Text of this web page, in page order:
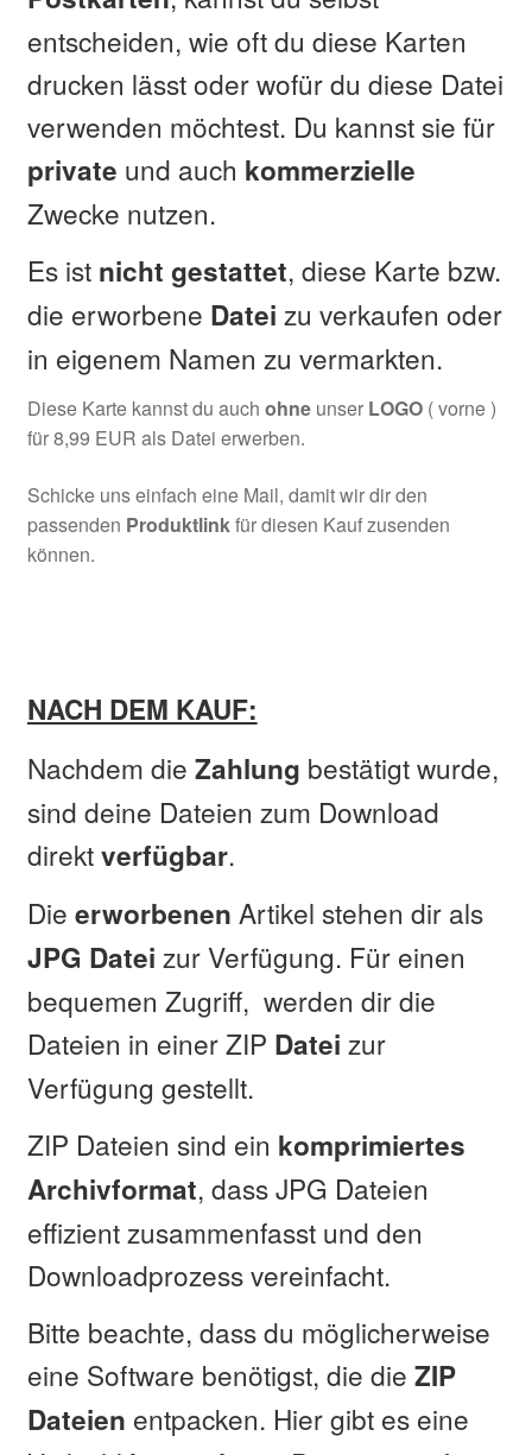
entscheiden, wie oft du diese Karten
drucken lässt oder wofür du diese Datei
verwenden möchtest. Du kannst sie für
private und auch kommerzielle
Zwecke nutzen.
Es ist nicht gestattet, diese Karte bzw.
die erworbene Datei zu verkaufen oder
in eigenem Namen zu vermarkten.
Diese Karte kannst du auch ohneunser LOGO( vorne )
für 8,99 EUR als Datei erwerben.
Schicke uns einfach eine Mail, damit wir dir den
passenden Produktlinkfür diesen Kauf zusenden
können.
NACH DEM KAUF:
Nachdem die Zahlung bestätigt wurde,
sind deine Dateien zum Download
direktverfügbar.
Die erworbenen Artikel stehen dir als
JPG Datei zur Verfügung. Für einen
bequemen Zugriff, werden dir die
Dateien in einer ZIP Datei zur
Verfügung gestellt.
ZIP Dateien sind ein komprimiertes
Archivformat, dass JPG Dateien
effizient zusammenfasst und den
Downloadprozess vereinfacht.
Bitte beachte, dass du möglicherweise
eine Software benötigst, die die ZIP
Dateien entpacken. Hier gibt es eine